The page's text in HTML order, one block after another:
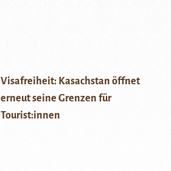
Visafreiheit: Kasachstan öffnet
erneut seine Grenzen für
Tourist:innen